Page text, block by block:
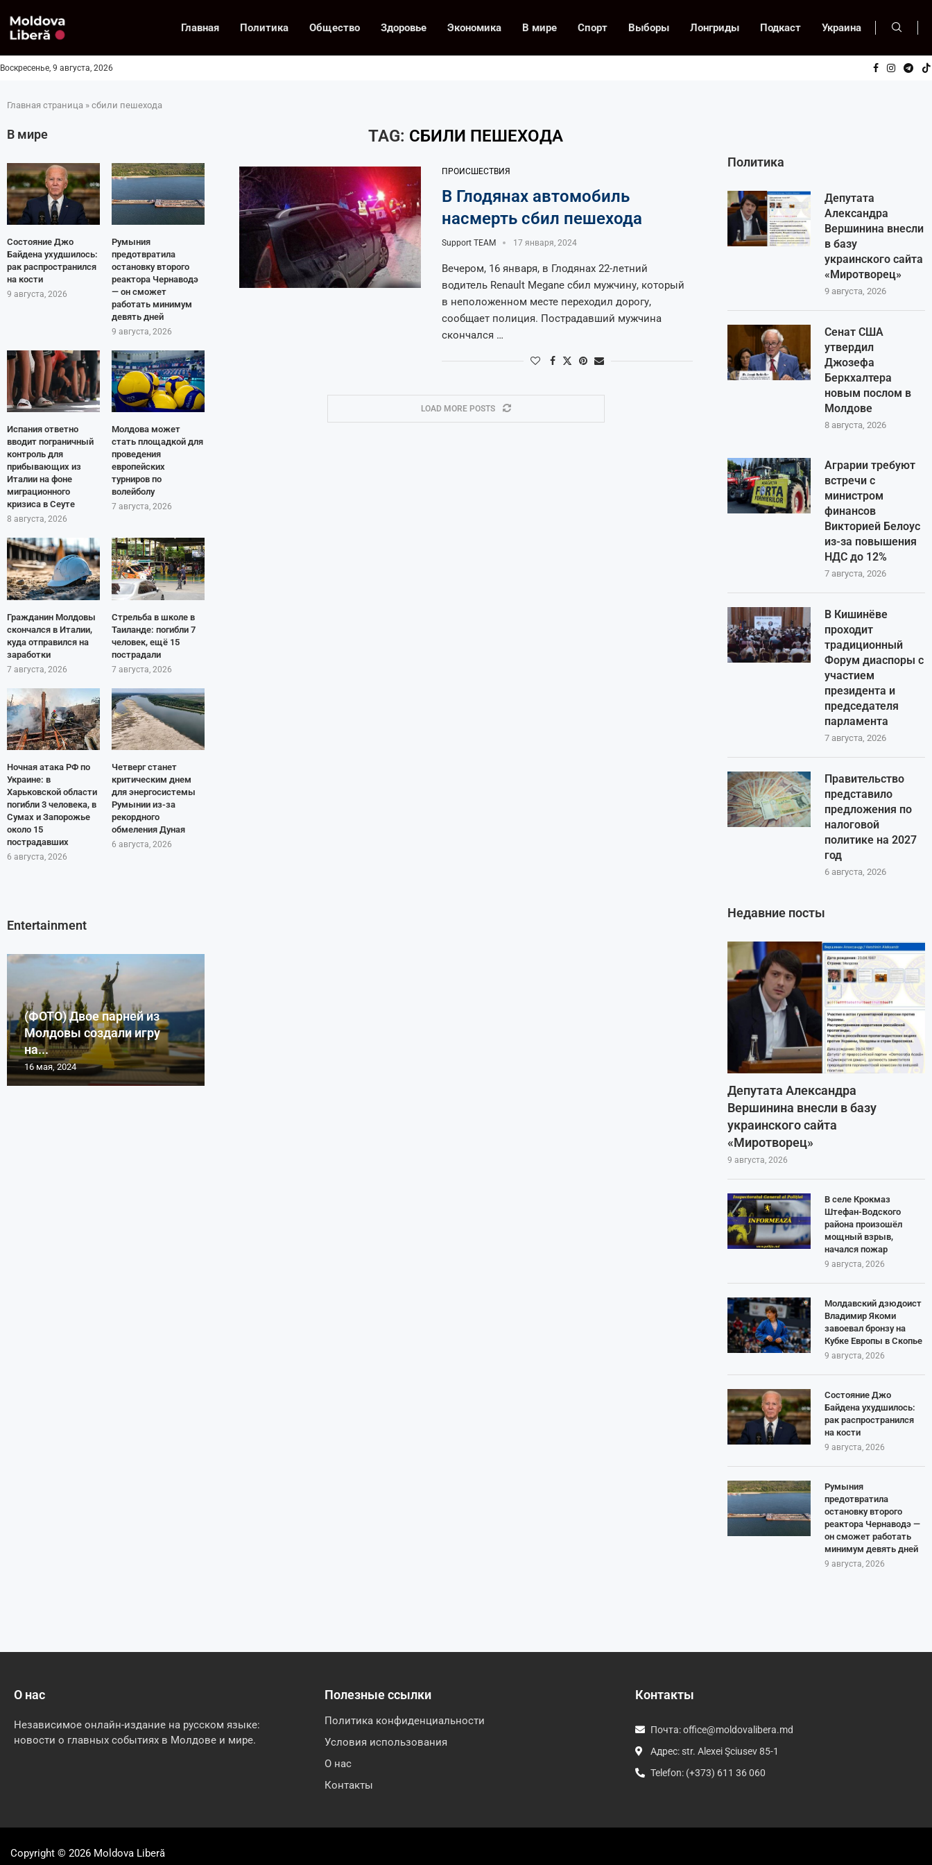
Главная Политика Общество Здоровье Экономика В мире Спорт Выборы Лонгриды Подкаст Украина
Воскресенье, 9 августа, 2026
Главная страница » сбили пешехода
TAG: СБИЛИ ПЕШЕХОДА
ПРОИСШЕСТВИЯ
В Глодянах автомобиль
насмерть сбил пешехода
Support TEAM 17 января, 2024
Вечером, 16 января, в Глодянах 22-летний
водитель Renault Megane сбил мужчину, который
в неположенном месте переходил дорогу,
сообщает полиция. Пострадавший мужчина
скончался …
LOAD MORE POSTS
Политика
Депутата
Александра
Вершинина внесли
в базу
украинского сайта
«Миротворец»
9 августа, 2026
Сенат США
утвердил
Джозефа
Беркхалтера
новым послом в
Молдове
8 августа, 2026
Аграрии требуют
встречи с
министром
финансов
Викторией Белоус
из-за повышения
НДС до 12%
7 августа, 2026
В Кишинёве
проходит
традиционный
Форум диаспоры с
участием
президента и
председателя
парламента
7 августа, 2026
Правительство
представило
предложения по
налоговой
политике на 2027
год
6 августа, 2026
Недавние посты
Депутата Александра
Вершинина внесли в базу
украинского сайта
«Миротворец»
9 августа, 2026
В селе Крокмаз
Штефан-Водского
района произошёл
мощный взрыв,
начался пожар
9 августа, 2026
Молдавский дзюдоист
Владимир Якоми
завоевал бронзу на
Кубке Европы в Скопье
9 августа, 2026
Состояние Джо
Байдена ухудшилось:
рак распространился
на кости
9 августа, 2026
Румыния
предотвратила
остановку второго
реактора Чернаводэ —
он сможет работать
минимум девять дней
9 августа, 2026
В мире
Состояние Джо
Байдена ухудшилось:
рак распространился
на кости
9 августа, 2026
Румыния
предотвратила
остановку второго
реактора Чернаводэ
— он сможет
работать минимум
девять дней
9 августа, 2026
Испания ответно
вводит пограничный
контроль для
прибывающих из
Италии на фоне
миграционного
кризиса в Сеуте
8 августа, 2026
Молдова может
стать площадкой для
проведения
европейских
турниров по
волейболу
7 августа, 2026
Гражданин Молдовы
скончался в Италии,
куда отправился на
заработки
7 августа, 2026
Стрельба в школе в
Таиланде: погибли 7
человек, ещё 15
пострадали
7 августа, 2026
Ночная атака РФ по
Украине: в
Харьковской области
погибли 3 человека, в
Сумах и Запорожье
около 15
пострадавших
6 августа, 2026
Четверг станет
критическим днем
для энергосистемы
Румынии из-за
рекордного
обмеления Дуная
6 августа, 2026
Entertainment
(ФОТО) Двое парней из
Молдовы создали игру
на...
16 мая, 2024
О нас
Независимое онлайн-издание на русском языке:
новости о главных событиях в Молдове и мире.
Полезные ссылки
Политика конфиденциальности
Условия использования
О нас
Контакты
Контакты
Почта:office@moldovalibera.md
Адрес: str. Alexei Şciusev 85-1
Telefon: (+373) 611 36 060
Copyright © 2026 Moldova Liberă